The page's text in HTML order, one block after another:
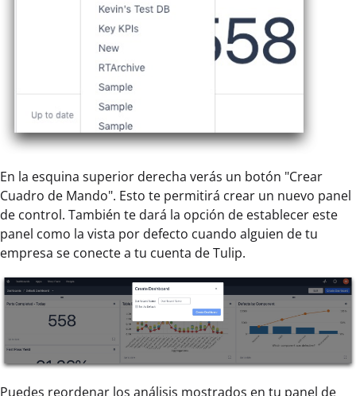
En la esquina superior derecha verás un botón "Crear
Cuadro de Mando". Esto te permitirá crear un nuevo panel
de control. También te dará la opción de establecer este
panel como la vista por defecto cuando alguien de tu
empresa se conecte a tu cuenta de Tulip.
Puedes reordenar los análisis mostrados en tu panel de